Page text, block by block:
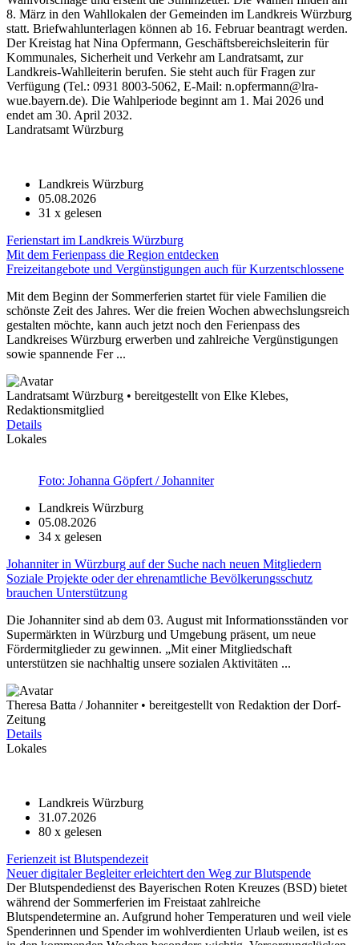
8. März in den Wahllokalen der Gemeinden im Landkreis Würzburg
statt. Briefwahlunterlagen können ab 16. Februar beantragt werden.
Der Kreistag hat Nina Opfermann, Geschäftsbereichsleiterin für
Kommunales, Sicherheit und Verkehr am Landratsamt, zur
Landkreis-Wahlleiterin berufen. Sie steht auch für Fragen zur
Verfügung (Tel.: 0931 8003-5062, E-Mail: n.opfermann@lra-
wue.bayern.de). Die Wahlperiode beginnt am 1. Mai 2026 und
endet am 30. April 2032.
Landratsamt Würzburg
Landkreis Würzburg
05.08.2026
31 x gelesen
Ferienstart im Landkreis Würzburg
Mit dem Ferienpass die Region entdecken
Freizeitangebote und Vergünstigungen auch für Kurzentschlossene
Mit dem Beginn der Sommerferien startet für viele Familien die
schönste Zeit des Jahres. Wer die freien Wochen abwechslungsreich
gestalten möchte, kann auch jetzt noch den Ferienpass des
Landkreises Würzburg erwerben und zahlreiche Vergünstigungen
sowie spannende Fer ...
Landratsamt Würzburg • bereitgestellt von Elke Klebes,
Redaktionsmitglied
Details
Lokales
Foto: Johanna Göpfert / Johanniter
Landkreis Würzburg
05.08.2026
34 x gelesen
Johanniter in Würzburg auf der Suche nach neuen Mitgliedern
Soziale Projekte oder der ehrenamtliche Bevölkerungsschutz
brauchen Unterstützung
Die Johanniter sind ab dem 03. August mit Informationsständen vor
Supermärkten in Würzburg und Umgebung präsent, um neue
Fördermitglieder zu gewinnen. „Mit einer Mitgliedschaft
unterstützen sie nachhaltig unsere sozialen Aktivitäten ...
Theresa Batta / Johanniter • bereitgestellt von Redaktion der Dorf-
Zeitung
Details
Lokales
Landkreis Würzburg
31.07.2026
80 x gelesen
Ferienzeit ist Blutspendezeit
Neuer digitaler Begleiter erleichtert den Weg zur Blutspende
Der Blutspendedienst des Bayerischen Roten Kreuzes (BSD) bietet
während der Sommerferien im Freistaat zahlreiche
Blutspendetermine an. Aufgrund hoher Temperaturen und weil viele
Spenderinnen und Spender im wohlverdienten Urlaub weilen, ist es